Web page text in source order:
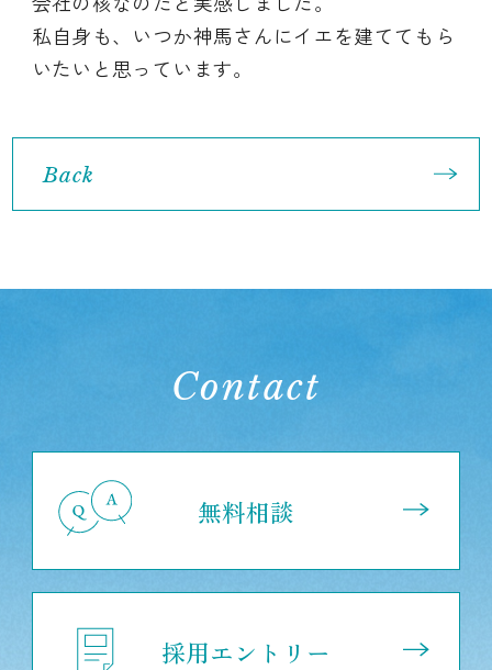
私自身も、いつか神馬さんにイエを建ててもら
いたいと思っています。
Back
Contact
無料相談
採用エントリー